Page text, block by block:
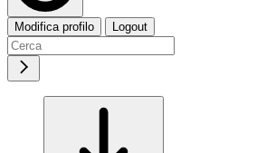
Modifica profilo Logout